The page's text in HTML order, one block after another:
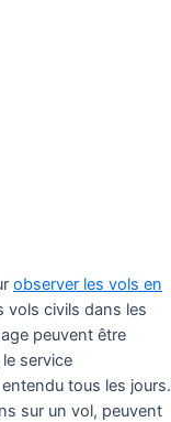
observer les vols en
vols civils dans les
peuvent être
service
tous les jours.
sur un vol, peuvent